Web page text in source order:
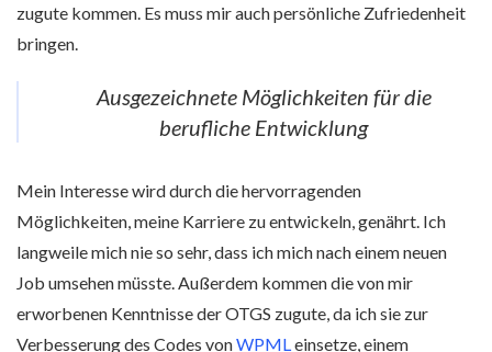
zugute kommen. Es muss mir auch persönliche Zufriedenheit
bringen.
Ausgezeichnete Möglichkeiten für die
berufliche Entwicklung
Mein Interesse wird durch die hervorragenden
Möglichkeiten, meine Karriere zu entwickeln, genährt. Ich
langweile mich nie so sehr, dass ich mich nach einem neuen
Job umsehen müsste. Außerdem kommen die von mir
erworbenen Kenntnisse der OTGS zugute, da ich sie zur
Verbesserung des Codes vonWPML einsetze, einem